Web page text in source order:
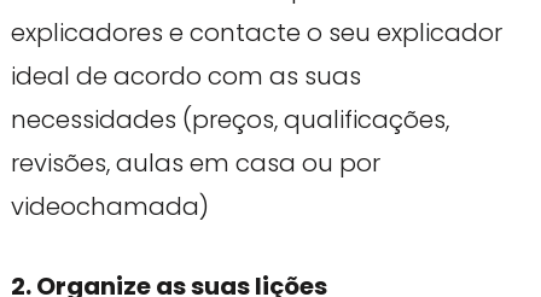
explicadores e contacte o seu explicador
ideal de acordo com as suas
necessidades (preços, qualificações,
revisões, aulas em casa ou por
videochamada)
2. Organize as suas lições